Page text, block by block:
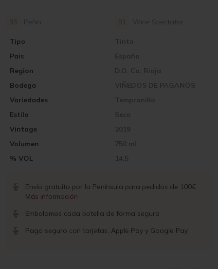
Peñín Wine Spectator
Pais España
Vintage 2019
Region D.O. Ca. Rioja
Volumen 750 ml
Bodega VIÑEDOS DE PAGANOS
% VOL 14,5
Variedades Tempranillo
Tipo Tinto
Estilo Seco
DEL
2019
CANTIDAD
Envío gratuito por la Península para pedidos de 100€
Más información
Embalamos cada botella de forma segura
Pago seguro con tarjetas, Apple Pay y Google Pay